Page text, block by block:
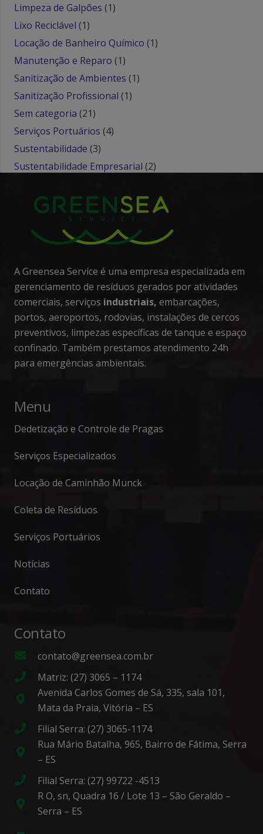
Limpeza de Galpões (1)
Lixo Reciclável (1)
Locação de Banheiro Químico (1)
Manutenção e Reparo (1)
Sanitização de Ambientes (1)
Sanitização Profissional (1)
Sem categoria (21)
Serviços Portuários (4)
Sustentabilidade (3)
Sustentabilidade Empresarial (2)
A Greensea Service é uma empresa especializada em
gerenciamento de resíduos gerados por atividades
comerciais, serviços industriais, embarcações,
portos, aeroportos, rodovias, instalações de cercos
preventivos, limpezas específicas de tanque e espaço
confinado. Também prestamos atendimento 24h
para emergências ambientais.
Menu
Dedetização e Controle de Pragas
Serviços Especializados
Locação de Caminhão Munck
Coleta de Resíduos
Serviços Portuários
Notícias
Contato
Contato
contato@greensea.com.br
Matriz: (27) 3065 – 1174
Avenida Carlos Gomes de Sá, 335, sala 101,
Mata da Praia, Vitória – ES
Filial Serra: (27) 3065-1174
Rua Mário Batalha, 965, Bairro de Fátima, Serra
– ES
Filial Serra: (27) 99722 -4513
R O, sn, Quadra 16 / Lote 13 – São Geraldo –
Serra – ES